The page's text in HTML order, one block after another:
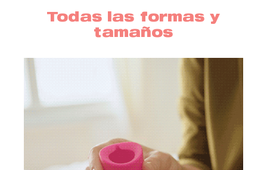
Todas las formas y
tamaños